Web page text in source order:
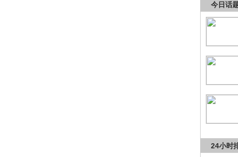
今日话
24小时